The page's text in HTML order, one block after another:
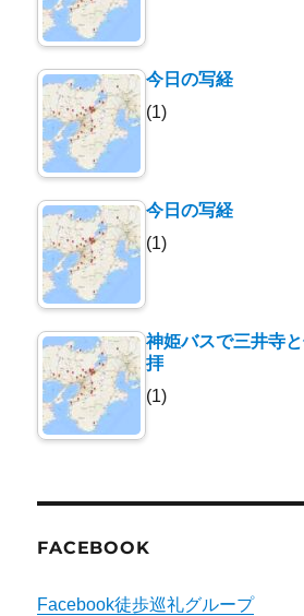
今日の写経
(1)
今日の写経
(1)
神姫バスで三井寺
拝
(1)
FACEBOOK
Facebook徒歩巡礼グループ